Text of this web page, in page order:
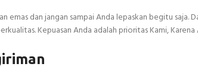
emas dan jangan sampai Anda lepaskan begitu
Kepuasan Anda adalah prioritas Kami,